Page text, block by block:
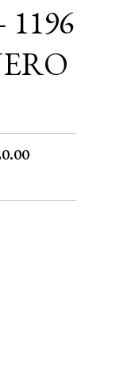
1196